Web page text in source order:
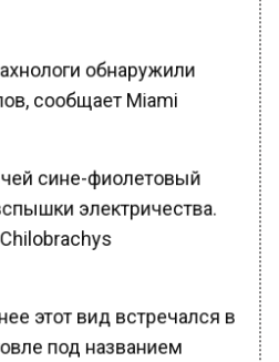
обнаружили
сообщает Miami
чей сине-фиолетовый
электричества.
этот вид встречался в
под названием